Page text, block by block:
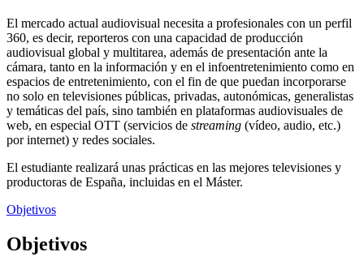
El mercado actual audiovisual necesita a profesionales con un perfil
360, es decir, reporteros con una capacidad de producción
audiovisual global y multitarea, además de presentación ante la
cámara, tanto en la información y en el infoentretenimiento como en
espacios de entretenimiento, con el fin de que puedan incorporarse
no solo en televisiones públicas, privadas, autonómicas, generalistas
y temáticas del país, sino también en plataformas audiovisuales de
web, en especial OTT (servicios de streaming (vídeo, audio, etc.)
por internet) y redes sociales.
El estudiante realizará unas prácticas en las mejores televisiones y
productoras de España, incluidas en el Máster.
Objetivos
Objetivos